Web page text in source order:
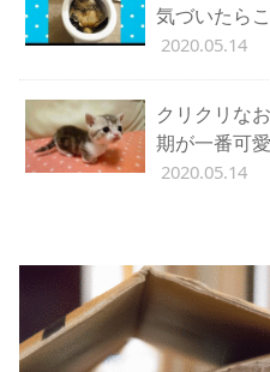
気づいたら
2020.05.14
クリクリな
期が一番可
2020.05.14